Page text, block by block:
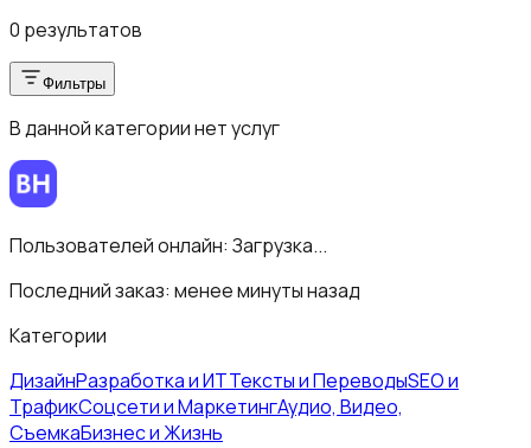
0 результатов
Фильтры
В данной категории нет услуг
Пользователей онлайн: Загрузка...
Последний заказ: менее минуты назад
Категории
ДизайнРазработка и ИТТексты и ПереводыSEO и
ТрафикСоцсети и МаркетингАудио, Видео,
СъемкаБизнес и Жизнь